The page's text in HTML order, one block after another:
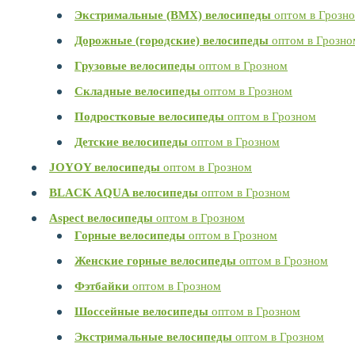
Экстримальные (BMX) велосипеды оптом в
Дорожные (городские) велосипеды оптом в
Грузовые велосипеды оптом в Грозном
Складные велосипеды оптом в Грозном
Подростковые велосипеды оптом в Грозном
Детские велосипеды оптом в Грозном
JOYOY велосипеды оптом в Грозном
BLACK AQUA велосипеды оптом в Грозном
Aspect велосипеды оптом в Грозном
Горные велосипеды оптом в Грозном
Женские горные велосипеды оптом в Грозном
Фэтбайки оптом в Грозном
Шоссейные велосипеды оптом в Грозном
Экстримальные велосипеды оптом в Грозном